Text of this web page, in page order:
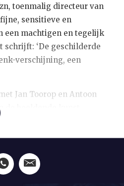
toenmalig directeur van
sensitieve en
een machtigen en tegelijk
schrijft: ‘De geschilderde
verschijning, een
Jan Toorop en Antoon
beeldende kunst.
landschappen,
ontwerpt hij ook de
Martinus Nijhoff,